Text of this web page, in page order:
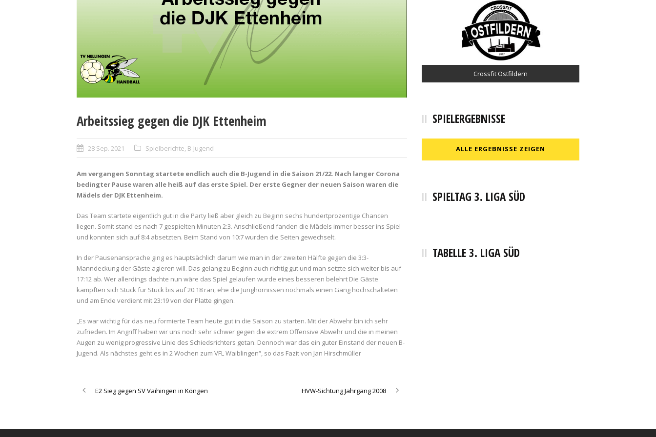
Arbeitssieg gegen die DJK Ettenheim
28 Sep. 2021 Spielberichte, B-Jugend
Am vergangen Sonntag startete endlich auch die B-Jugend in die Saison 21/22. Nach langer Corona
bedingter Pause waren alle heiß auf das erste Spiel. Der erste Gegner der neuen Saison waren die
Mädels der DJK Ettenheim.
Das Team startete eigentlich gut in die Party ließ aber gleich zu Beginn sechs hundertprozentige Chancen
liegen. Somit stand es nach 7 gespielten Minuten 2:3. Anschließend fanden die Mädels immer besser ins Spiel
und konnten sich auf 8:4 absetzten. Beim Stand von 10:7 wurden die Seiten gewechselt.
In der Pausenansprache ging es hauptsächlich darum wie man in der zweiten Hälfte gegen die 3:3-
Manndeckung der Gäste agieren will. Das gelang zu Beginn auch richtig gut und man setzte sich weiter bis auf
17:12 ab. Wer allerdings dachte nun wäre das Spiel gelaufen wurde eines besseren belehrt Die Gäste
kämpften sich Stück für Stück bis auf 20:18 ran, ehe die Junghornissen nochmals einen Gang hochschalteten
und am Ende verdient mit 23:19 von der Platte gingen.
„Es war wichtig für das neu formierte Team heute gut in die Saison zu starten. Mit der Abwehr bin ich sehr
zufrieden. Im Angriff haben wir uns noch sehr schwer gegen die extrem Offensive Abwehr und die in meinen
Augen zu wenig progressive Linie des Schiedsrichters getan. Dennoch war das ein guter Einstand der neuen B-
Jugend. Als nächstes geht es in 2 Wochen zum VFL Waiblingen“, so das Fazit von Jan Hirschmüller
E2 Sieg gegen SV Vaihingen in Köngen HVW-Sichtung Jahrgang 2008
Crossfit Ostfildern
Café Pause
Pfizenmaier Automobile
SPIELERGEBNISSE
ALLE ERGEBNISSE ZEIGEN
SPIELTAG 3. LIGA SÜD
TABELLE 3. LIGA SÜD